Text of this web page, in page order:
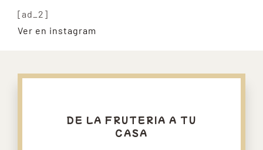
[ad_2]
Ver en instagram
DE LA FRUTERIA A TU
CASA